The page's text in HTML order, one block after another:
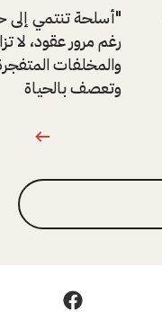
"أسلحة تنتمي
رغم مرور عقود، لا
والمخلفات
وتعصف بالحياة